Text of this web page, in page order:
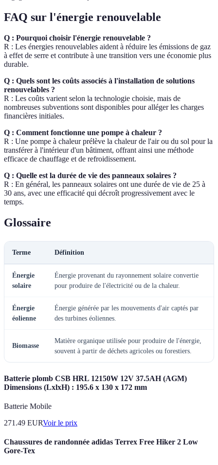
FAQ sur l'énergie renouvelable
Q : Pourquoi choisir l'énergie renouvelable ?
R : Les énergies renouvelables aident à réduire les émissions de gaz
à effet de serre et contribute à une transition vers une économie plus
durable.
Q : Quels sont les coûts associés à l'installation de solutions
renouvelables ?
R : Les coûts varient selon la technologie choisie, mais de
nombreuses subventions sont disponibles pour alléger les charges
financières initiales.
Q : Comment fonctionne une pompe à chaleur ?
R : Une pompe à chaleur prélève la chaleur de l'air ou du sol pour la
transférer à l'intérieur d'un bâtiment, offrant ainsi une méthode
efficace de chauffage et de refroidissement.
Q : Quelle est la durée de vie des panneaux solaires ?
R : En général, les panneaux solaires ont une durée de vie de 25 à
30 ans, avec une efficacité qui décroît progressivement avec le
temps.
Glossaire
Terme Définition
Énergie
solaire
Énergie provenant du rayonnement solaire convertie
pour produire de l'électricité ou de la chaleur.
Énergie
éolienne
Énergie générée par les mouvements d'air captés par
des turbines éoliennes.
Biomasse
Matière organique utilisée pour produire de l'énergie,
souvent à partir de déchets agricoles ou forestiers.
Batterie plomb CSB HRL 12150W 12V 37.5AH (AGM)
Dimensions (LxlxH) : 195.6 x 130 x 172 mm
Batterie Mobile
271.49 EURVoir le prix
Chaussures de randonnée adidas Terrex Free Hiker 2 Low
Gore-Tex